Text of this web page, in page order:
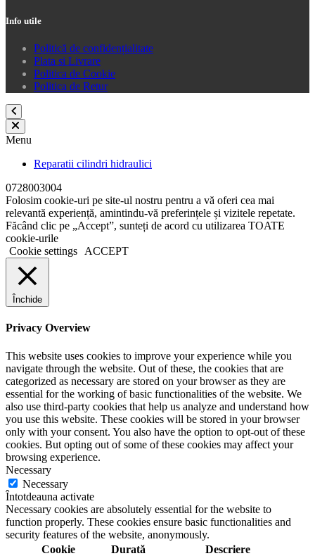
Info utile
Politică de confidențialitate
Plata si Livrare
Politica de Cookie
Politica de Retur
Menu
Reparatii cilindri hidraulici
0728003004
Folosim cookie-uri pe site-ul nostru pentru a vă oferi cea mai
relevantă experiență, amintindu-vă preferințele și vizitele repetate.
Făcând clic pe „Accept”, sunteți de acord cu utilizarea TOATE
cookie-urile
Cookie settings
ACCEPT
Închide
Privacy Overview
This website uses cookies to improve your experience while you
navigate through the website. Out of these, the cookies that are
categorized as necessary are stored on your browser as they are
essential for the working of basic functionalities of the website. We
also use third-party cookies that help us analyze and understand how
you use this website. These cookies will be stored in your browser
only with your consent. You also have the option to opt-out of these
cookies. But opting out of some of these cookies may affect your
browsing experience.
Necessary
Necessary
Întotdeauna activate
Necessary cookies are absolutely essential for the website to
function properly. These cookies ensure basic functionalities and
security features of the website, anonymously.
Cookie
Durată Descriere